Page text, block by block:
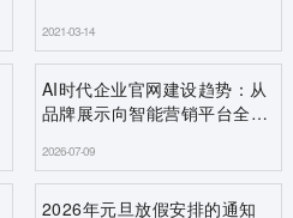
2021-03-14
AI时代企业官网建设趋势：从
品牌展示向智能营销平台全面
2026-07-09
2026年元旦放假安排的通知